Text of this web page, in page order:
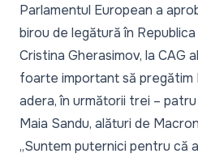
Parlamentul European a
birou de legătură în
Cristina Gherasimov, la CAG
foarte important să pregătim
adera, în următorii trei – patru
Maia Sandu, alături de
„Suntem puternici pentru că